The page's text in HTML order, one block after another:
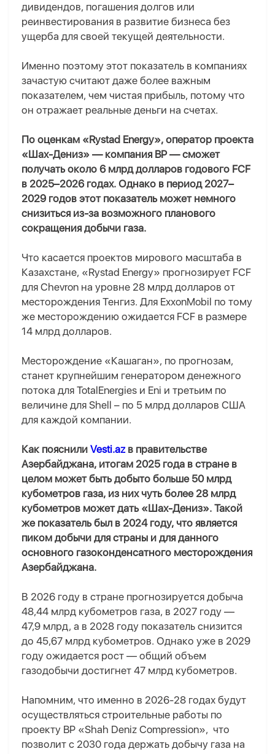
дивидендов, погашения долгов или
реинвестирования в развитие бизнеса без
ущерба для своей текущей деятельности.
Именно поэтому этот показатель в компаниях
зачастую считают даже более важным
показателем, чем чистая прибыль, потому что
он отражает реальные деньги на счетах.
По оценкам «Rystad Energy», оператор проекта
«Шах-Дениз» — компания BP — сможет
получать около 6 млрд долларов годового FCF
в 2025–2026 годах. Однако в период 2027–
2029 годов этот показатель может немного
снизиться из-за возможного планового
сокращения добычи газа.
Что касается проектов мирового масштаба в
Казахстане, «Rystad Energy» прогнозирует FCF
для Chevron на уровне 28 млрд долларов от
месторождения Тенгиз. Для ExxonMobil по тому
же месторождению ожидается FCF в размере
14 млрд долларов.
Месторождение «Кашаган», по прогнозам,
станет крупнейшим генератором денежного
потока для TotalEnergies и Eni и третьим по
величине для Shell – по 5 млрд долларов США
для каждой компании.
Как пояснили Vesti.azв правительстве
Азербайджана, итогам 2025 года в стране в
целом может быть добыто больше 50 млрд
кубометров газа, из них чуть более 28 млрд
кубометров может дать «Шах-Дениз». Такой
же показатель был в 2024 году, что является
пиком добычи для страны и для данного
основного газоконденсатного месторождения
Азербайджана.
В 2026 году в стране прогнозируется добыча
48,44 млрд кубометров газа, в 2027 году —
47,9 млрд, а в 2028 году показатель снизится
до 45,67 млрд кубометров. Однако уже в 2029
году ожидается рост — общий объем
газодобычи достигнет 47 млрд кубометров.
Напомним, что именно в 2026-28 годах будут
осуществляться строительные работы по
проекту BP «Shah Deniz Compression», что
позволит с 2030 года держать добычу газа на